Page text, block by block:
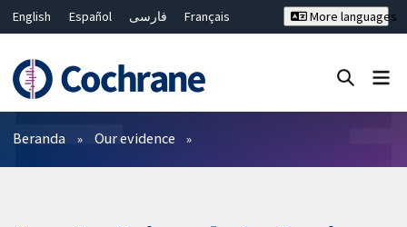
English Español فارسی
Français
Bahasa Malaysia
ไทย
繁體中文
简体中文
More languages
Filter
Beranda Our evidence